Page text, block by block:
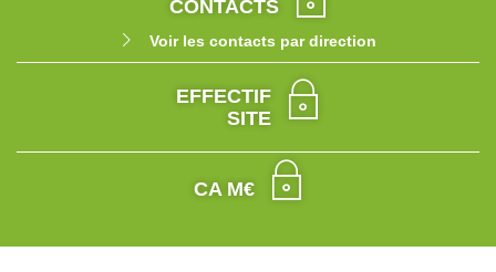
CONTACTS
Voir les contacts par direction
EFFECTIF
SITE
CA M€